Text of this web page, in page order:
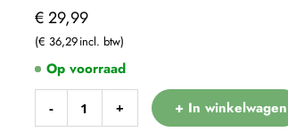
€ 29,99
€ 36,29
- + + In winkelwagen
Op voorraad